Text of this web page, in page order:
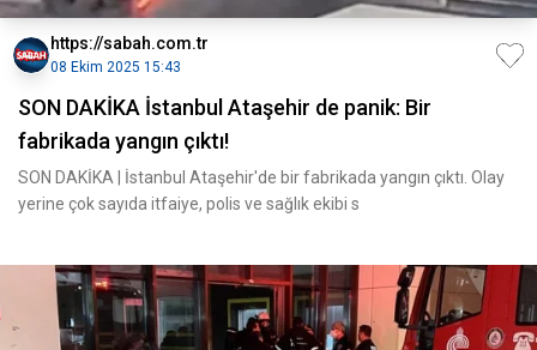
https://sabah.com.tr
08 Ekim 2025 15:43
SON DAKİKA İstanbul Ataşehir de panik: Bir
fabrikada yangın çıktı!
SON DAKİKA | İstanbul Ataşehir'de bir fabrikada yangın çıktı. Olay
yerine çok sayıda itfaiye, polis ve sağlık ekibi s